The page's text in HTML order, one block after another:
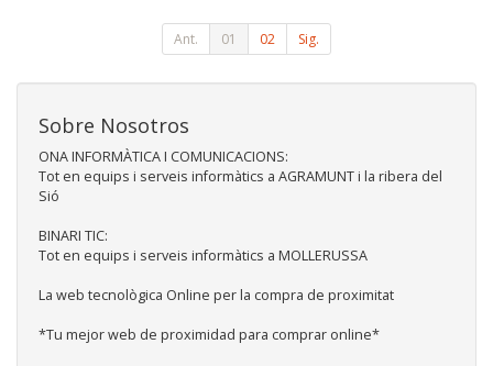
Ant. 01 02 Sig.
Sobre Nosotros
ONA INFORMÀTICA I COMUNICACIONS:
Tot en equips i serveis informàtics a AGRAMUNT i la ribera del
Sió
BINARI TIC:
Tot en equips i serveis informàtics a MOLLERUSSA
La web tecnològica Online per la compra de proximitat
*Tu mejor web de proximidad para comprar online*